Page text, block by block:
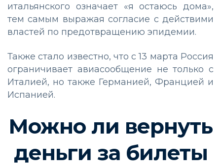
итальянского означает «я остаюсь дома»,
тем самым выражая согласие с действими
властей по предотвращению эпидемии.
Также стало известно, что с 13 марта Россия
ограничивает авиасообщение не только с
Италией, но также Германией, Францией и
Испанией.
Можно ли вернуть
деньги за билеты